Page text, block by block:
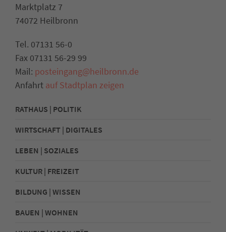
Marktplatz 7
74072 Heilbronn
Tel. 07131 56-0
Fax 07131 56-29 99
Mail: posteingang@heilbronn.de
Anfahrt auf Stadtplan zeigen
RATHAUS | POLITIK
WIRTSCHAFT | DIGITALES
LEBEN | SOZIALES
KULTUR | FREIZEIT
BILDUNG | WISSEN
BAUEN | WOHNEN